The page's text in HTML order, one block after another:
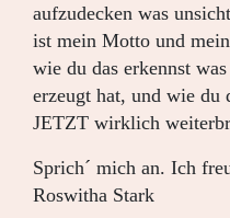
aufzudecken was
ist mein Motto und
wie du das erkennst
erzeugt hat, und wie du
JETZT wirklich
Sprich´ mich an. Ich
Roswitha Stark